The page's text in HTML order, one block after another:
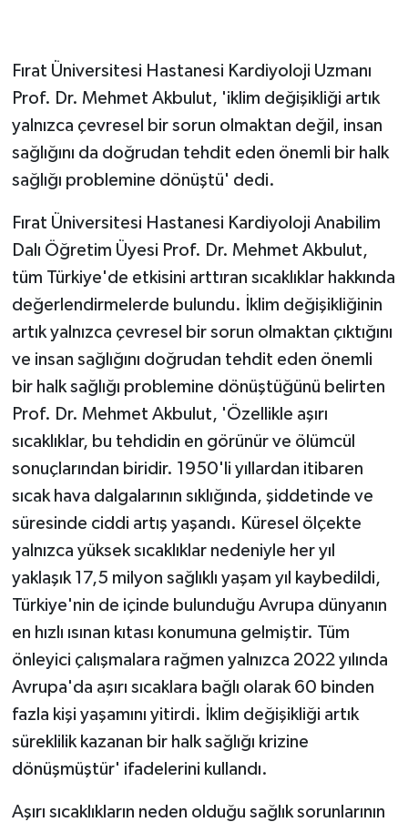
Fırat Üniversitesi Hastanesi Kardiyoloji Uzmanı
Prof. Dr. Mehmet Akbulut, 'iklim değişikliği artık
yalnızca çevresel bir sorun olmaktan değil, insan
sağlığını da doğrudan tehdit eden önemli bir halk
sağlığı problemine dönüştü' dedi.
Fırat Üniversitesi Hastanesi Kardiyoloji Anabilim
Dalı Öğretim Üyesi Prof. Dr. Mehmet Akbulut,
tüm Türkiye'de etkisini arttıran sıcaklıklar hakkında
değerlendirmelerde bulundu. İklim değişikliğinin
artık yalnızca çevresel bir sorun olmaktan çıktığını
ve insan sağlığını doğrudan tehdit eden önemli
bir halk sağlığı problemine dönüştüğünü belirten
Prof. Dr. Mehmet Akbulut, 'Özellikle aşırı
sıcaklıklar, bu tehdidin en görünür ve ölümcül
sonuçlarından biridir. 1950'li yıllardan itibaren
sıcak hava dalgalarının sıklığında, şiddetinde ve
süresinde ciddi artış yaşandı. Küresel ölçekte
yalnızca yüksek sıcaklıklar nedeniyle her yıl
yaklaşık 17,5 milyon sağlıklı yaşam yıl kaybedildi,
Türkiye'nin de içinde bulunduğu Avrupa dünyanın
en hızlı ısınan kıtası konumuna gelmiştir. Tüm
önleyici çalışmalara rağmen yalnızca 2022 yılında
Avrupa'da aşırı sıcaklara bağlı olarak 60 binden
fazla kişi yaşamını yitirdi. İklim değişikliği artık
süreklilik kazanan bir halk sağlığı krizine
dönüşmüştür' ifadelerini kullandı.
Aşırı sıcaklıkların neden olduğu sağlık sorunlarının
GÜNDEM
Güvenlik
HABERDE İNSAN
İNSAN
İş Dünyası
Jandarma
Kadın
KÜLTÜR SANAT
MAGAZİN
Otomobil
POLİTİKA
Sağlık
SPOR HABERLERİ
TEKNOLOJİ